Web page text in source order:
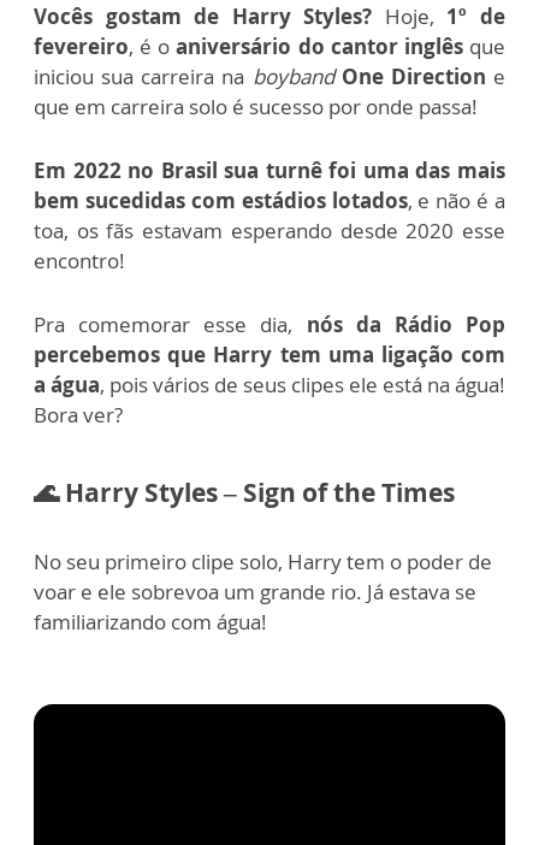
Vocês gostam de Harry Styles? Hoje, 1º de
fevereiro, é oaniversário do cantor inglêsque
iniciou sua carreira na boyband One Direction e
que em carreira solo é sucesso por onde passa!
Em 2022 no Brasil sua turnê foi uma das mais
bem sucedidas com estádios lotados, e não é a
toa, os fãs estavam esperando desde 2020 esse
encontro!
Pra comemorar esse dia, nós da Rádio Pop
percebemos que Harry tem uma ligação com
a água, pois vários de seus clipes ele está na água!
Bora ver?
🌊 Harry Styles – Sign of the Times
No seu primeiro clipe solo, Harry tem o poder de
voar e ele sobrevoa um grande rio. Já estava se
familiarizando com água!